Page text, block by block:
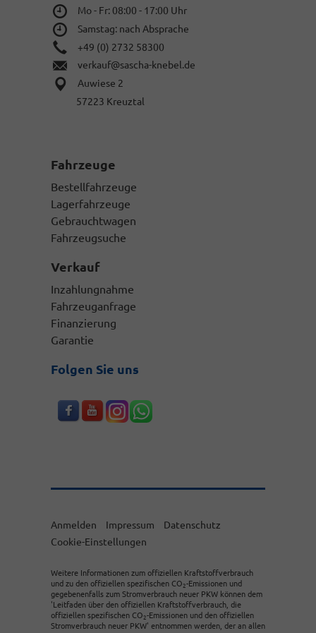
Mo - Fr: 08:00 - 17:00 Uhr
Samstag: nach Absprache
+49 (0) 2732 58300
verkauf@sascha-knebel.de
Auwiese 2
57223 Kreuztal
Fahrzeuge
Bestellfahrzeuge
Lagerfahrzeuge
Gebrauchtwagen
Fahrzeugsuche
Verkauf
Inzahlungnahme
Fahrzeuganfrage
Finanzierung
Garantie
Folgen Sie uns
Anmelden Impressum
Datenschutz
Cookie-Einstellungen
Weitere Informationen zum offiziellen Kraftstoffverbrauch
und zu den offiziellen spezifischen CO 2-Emissionen und
gegebenenfalls zum Stromverbrauch neuer PKW können dem
'Leitfaden über den offiziellen Kraftstoffverbrauch, die
offiziellen spezifischen CO 2-Emissionen und den offiziellen
Stromverbrauch neuer PKW' entnommen werden, der an allen